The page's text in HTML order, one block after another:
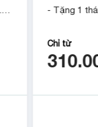
- Tặng 1
Chỉ từ